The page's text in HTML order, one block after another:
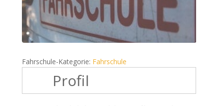
Fahrschule-Kategorie: Fahrschule
Profil